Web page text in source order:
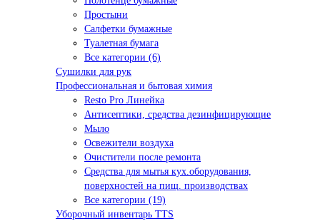
Простыни
Салфетки бумажные
Туалетная бумага
Все категории (6)
Сушилки для рук
Профессиональная и бытовая химия
Resto Pro Линейка
Антисептики, средства дезинфицирующие
Мыло
Освежители воздуха
Очистители после ремонта
Средства для мытья кух.оборудования,
поверхностей на пищ. производствах
Все категории (19)
Уборочный инвентарь TTS